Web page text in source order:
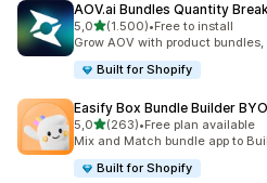
AOV.ai Bundles Quantity
5,05 yıldız üzerinden
(1.500)
toplam 1500 değerlendirme
•Free to install
Grow AOV with product
Built for Shopify
Easify Box Bundle Builder
5,05 yıldız üzerinden
(263)
toplam 263 değerlendirme
•Free plan available
Mix and Match bundle app to
Built for Shopify